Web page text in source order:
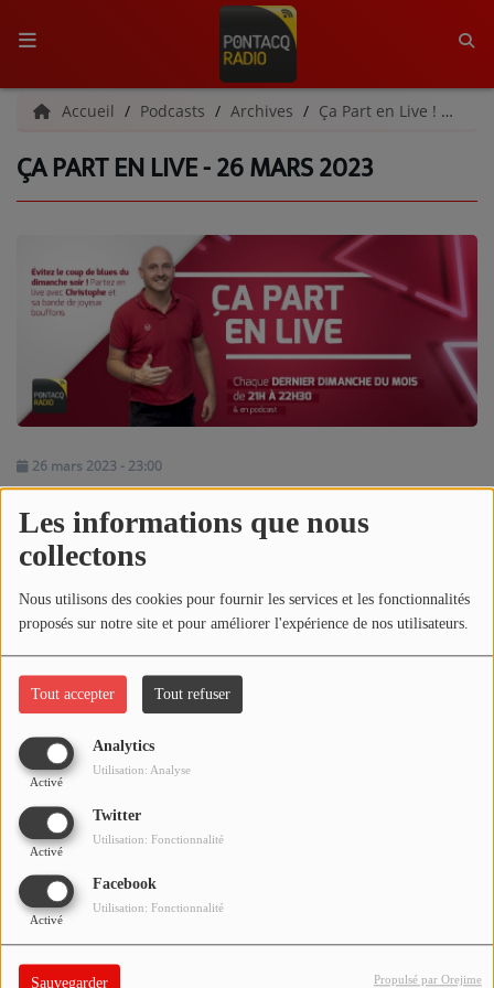
Les informations que nous
collectons
Nous utilisons des cookies pour fournir les services et les fonctionnalités
proposés sur notre site et pour améliorer l'expérience de nos utilisateurs.
Tout accepter Tout refuser
Analytics
Activé
Utilisation: Analyse
Twitter
Activé
Utilisation: Fonctionnalité
Facebook
Activé
Utilisation: Fonctionnalité
Sauvegarder Propulsé par Orejime
ACCUEIL
RADIO
L'ÉQUIPE
GRILLE DES PROGRAMMES
C'ÉTAIT QUOI CE TITRE ?
MÉDIAS
PODCASTS - SAISON 2026/2027
NOS PROGRAMMES COURTS
ARCHIVES - SAISONS PASSÉES
VOS ÉMISSIONS EN IMAGES
PHOTOS
ANNONCEURS & ESPACE PRO
VOTRE PUBLICITÉ SUR PONTACQ RADIO
LOCATION DE STUDIOS
ÉDUCATION AUX MÉDIAS ET À
L'INFORMATION
EN QUOI ÇA CONSISTE ?
ÉCOUTEZ LES PRODUCTIONS
Accueil Podcasts Archives Ça Part en Live ! | Archives
ÇA PART EN LIVE - 26 MARS 2023
26 mars 2023 - 23:00
Écouter le podcast
Télécharger le podcast
Réécoutez l'émissionÇA PART EN LIVEdu dimanche 26 mars
2023 !